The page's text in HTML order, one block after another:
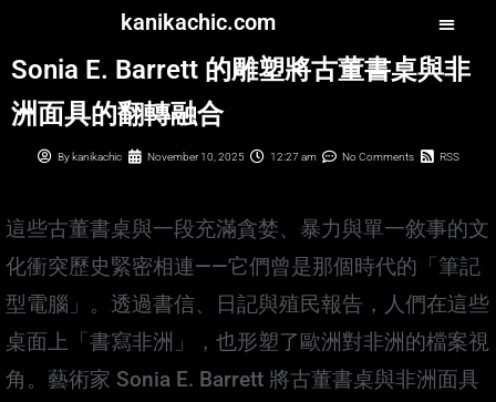
kanikachic.com
Sonia E. Barrett 的雕塑將古董書桌與非
洲面具的翻轉融合
Bykanikachic November 10, 2025 12:27 am No Comments RSS
這些古董書桌與一段充滿貪婪、暴力與單一敘事的文
化衝突歷史緊密相連——它們曾是那個時代的「筆記
型電腦」。透過書信、日記與殖民報告，人們在這些
桌面上「書寫非洲」，也形塑了歐洲對非洲的檔案視
角。藝術家 Sonia E. Barrett 將古董書桌與非洲面具